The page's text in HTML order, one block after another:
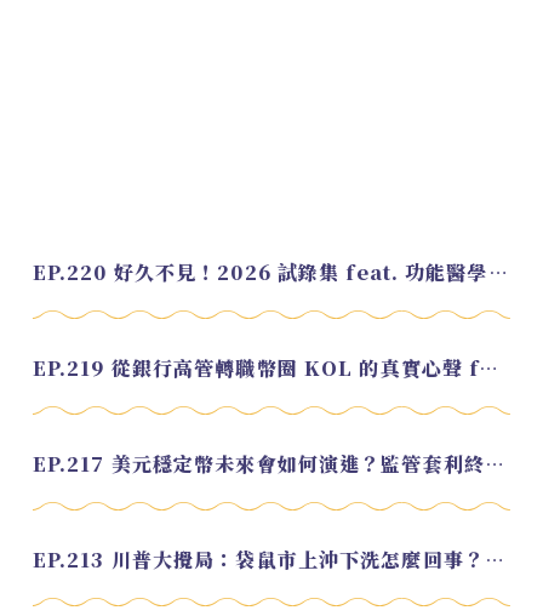
EP.220 好久不見！2026 試錄集 feat. 功能醫學營養師 美寶
EP.219 從銀行高管轉職幣圈 KOL 的真實心聲 feat.龜大
EP.217 美元穩定幣未來會如何演進？監管套利終將收斂？feat. 研究員 余哲安
EP.213 川普大攪局：袋鼠市上沖下洗怎麼回事？feat. Alvin